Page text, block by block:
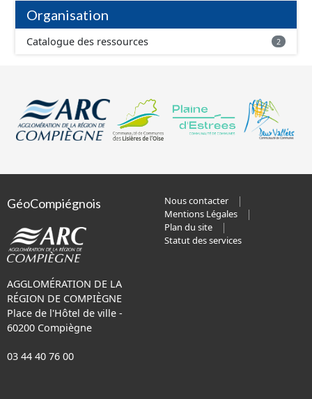
Organisation
Catalogue des ressources 2
GéoCompiégnois
AGGLOMÉRATION DE LA
RÉGION DE COMPIÈGNE
Place de l'Hôtel de ville -
60200 Compiègne
03 44 40 76 00
Nous contacter
Mentions Légales
Plan du site
Statut des services